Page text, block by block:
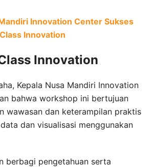
Innovation Center Sukses
Innovation
Innovation
Kepala Nusa Mandiri Innovation
bahwa workshop ini bertujuan
wawasan dan keterampilan praktis
dan visualisasi menggunakan
berbagi pengetahuan serta